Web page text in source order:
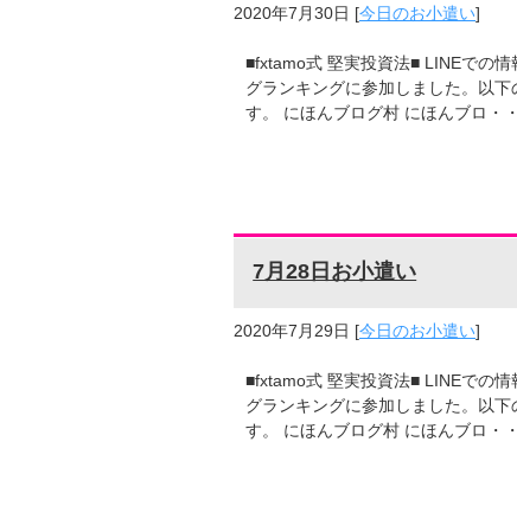
2020年7月30日 [今日のお小遣い]
■fxtamo式 堅実投資法■ LINEでの
グランキングに参加しました。以
す。 にほんブログ村 にほんブロ・
7月28日お小遣い
2020年7月29日 [今日のお小遣い]
■fxtamo式 堅実投資法■ LINEでの
グランキングに参加しました。以
す。 にほんブログ村 にほんブロ・